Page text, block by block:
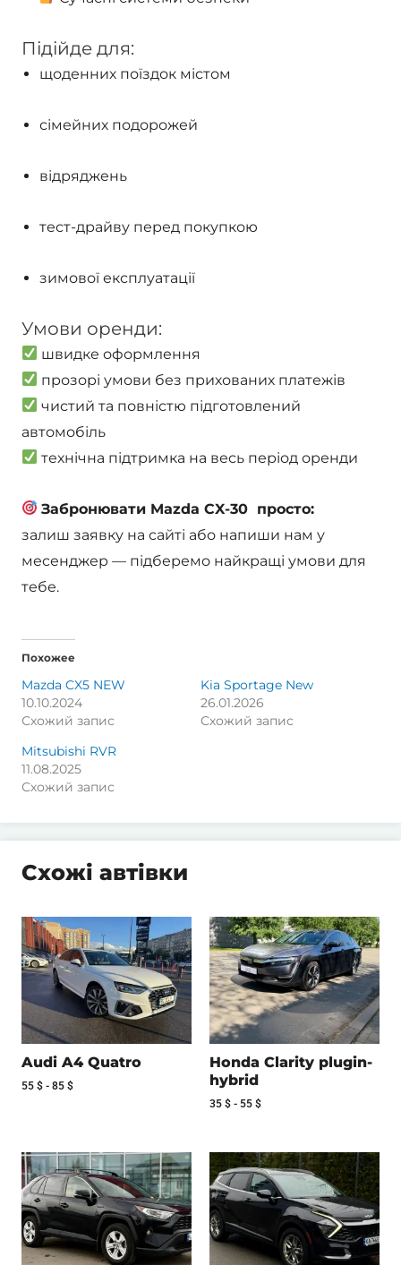
Підійде для:
щоденних поїздок містом
сімейних подорожей
відряджень
тест-драйву перед покупкою
зимової експлуатації
Умови оренди:
швидке оформлення
прозорі умови без прихованих платежів
чистий та повністю підготовлений
автомобіль
технічна підтримка на весь період оренди
Забронювати Mazda CX-30 просто:
залиш заявку на сайті або напиши нам у
месенджер — підберемо найкращі умови для
тебе.
Похожее
Mazda CX5 NEW
10.10.2024
Схожий запис
Kia Sportage New
26.01.2026
Схожий запис
Mitsubishi RVR
11.08.2025
Схожий запис
Схожі автівки
Audi A4 Quatro
55 $ - 85 $
Honda Clarity plugin-
hybrid
35 $ - 55 $